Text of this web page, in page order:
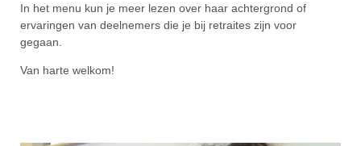
In het menu kun je meer lezen over haar achtergrond of
ervaringen van deelnemers die je bij retraites zijn voor
gegaan.
Van harte welkom!